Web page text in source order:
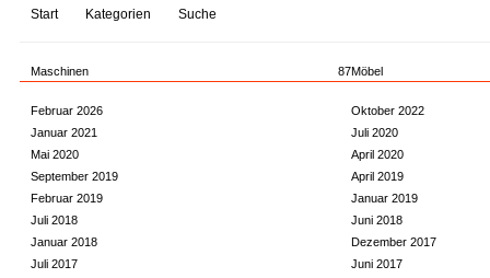
Start Kategorien Suche
Maschinen 87Möbel
Februar 2026
Oktober 2022
Januar 2021
Juli 2020
Mai 2020
April 2020
September 2019
April 2019
Februar 2019
Januar 2019
Juli 2018
Juni 2018
Januar 2018
Dezember 2017
Juli 2017
Juni 2017